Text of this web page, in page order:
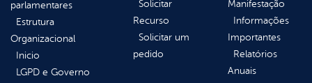
parlamentares
Estrutura
Organizacional
Inicio
LGPD e Governo
Solicitar
Recurso
Solicitar um
pedido
Manifestação
Informações
Importantes
Relatórios
Anuais